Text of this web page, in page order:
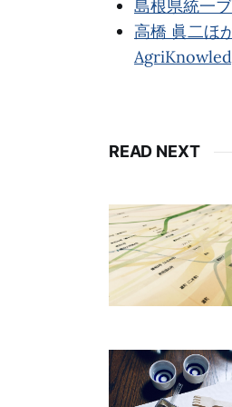
島根県統一
高橋 眞二ほ
READ NEXT